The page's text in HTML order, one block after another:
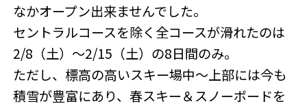
なかオープン出来ませんでした。
セントラルコースを除く全コースが滑れたのは
2/8（土）～2/15（土）の8日間のみ。
ただし、標高の高いスキー場中～上部には今も
積雪が豊富にあり、春スキー＆スノーボードを